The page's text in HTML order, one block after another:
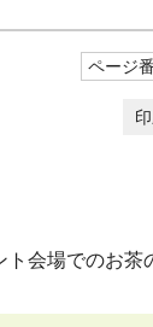
ページ
会場でのお茶